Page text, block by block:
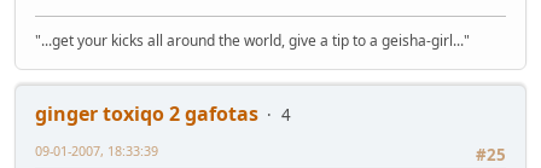
"...get your kicks all around the world, give a tip to a geisha-girl..."
ginger toxiqo 2 gafotas
4
#25
09-01-2007, 18:33:39